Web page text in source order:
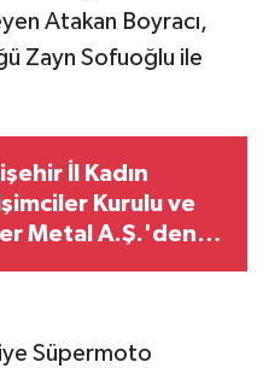
Atakan Boyracı,
Zayn Sofuoğlu ile
İl Kadın
Kurulu ve
Metal A.Ş.'den
Süpermoto